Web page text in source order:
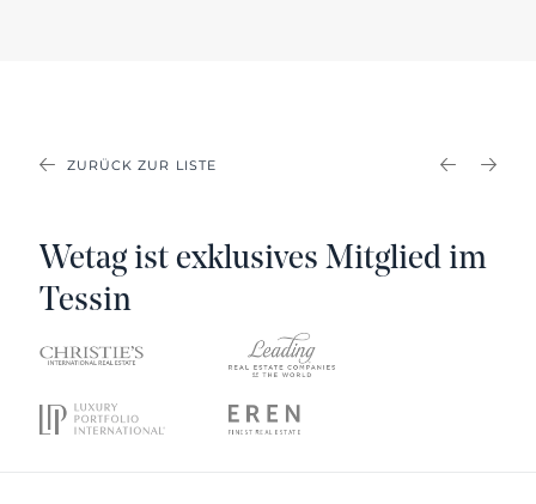
ZURÜCK ZUR LISTE
Wetag ist exklusives Mitglied im
Tessin